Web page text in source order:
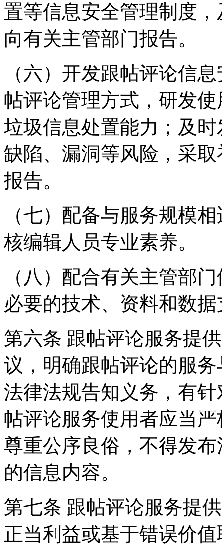
置等信息安全管理制度
向有关主管部门报告。
（六）开发跟帖评论信
帖评论管理方式，研发
垃圾信息处置能力；及
缺陷、漏洞等风险，采
报告。
（七）配备与服务规模
核编辑人员专业素养。
（八）配合有关主管部
必要的技术、资料和数
第六条 跟帖评论服务提
议，明确跟帖评论的服
法律法规告知义务，有
帖评论服务使用者应当
尊重公序良俗，不得发
的信息内容。
第七条 跟帖评论服务提
正当利益或基于错误价